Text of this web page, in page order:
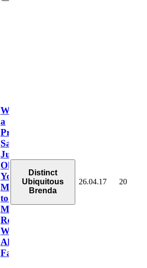
Without
a
Proper
Salesforce
Junction
Object,
Your
Many-
to-
Many
Relationships
Will
Always
Fail
Distinct
Ubiquitous
Brenda
26.04.17 20